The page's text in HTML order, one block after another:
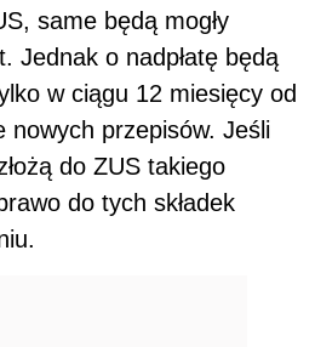
same będą mogły
Jednak o nadpłatę będą
w ciągu 12 miesięcy od
nowych przepisów. Jeśli
do ZUS takiego
do tych składek